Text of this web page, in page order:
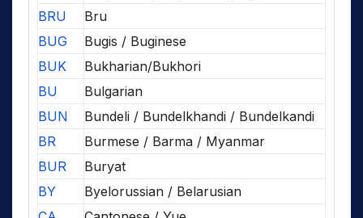
BRU
Bru
BUG
Bugis / Buginese
BUK
Bukharian/Bukhori
BU
Bulgarian
BUN
Bundeli / Bundelkhandi / Bundelkandi
BR
Burmese / Barma / Myanmar
BUR
Buryat
BY
Byelorussian / Belarusian